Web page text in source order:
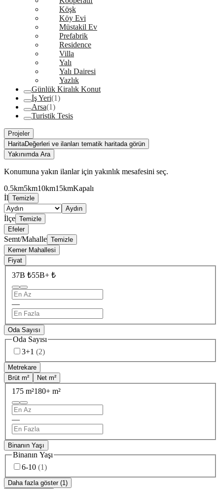
Köşk
Köy Evi
Müstakil Ev
Prefabrik
Residence
Villa
Yalı
Yalı Dairesi
Yazlık
Günlük Kiralık Konut
İş Yeri(1)
Arsa(1)
Turistik Tesis
Projeler
HaritaDeğerleri ve ilanları tematik haritada görün
Yakınımda Ara
Konumuna yakın ilanlar için yakınlık mesafesini seç.
0.5km5km10km15kmKapalı
İl Temizle
Aydın
İlçe Temizle
Efeler
Semt/Mahalle Temizle
Kemer Mahallesi
Fiyat
37B ₺55B+ ₺
—
Oda Sayısı
Oda Sayısı
3+1 (2)
Metrekare
Brüt m²
Net m²
175 m²180+ m²
—
Binanın Yaşı
Binanın Yaşı
6-10 (1)
Daha fazla göster (1)